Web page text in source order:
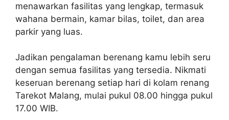
menawarkan fasilitas yang lengkap, termasuk
wahana bermain, kamar bilas, toilet, dan area
parkir yang luas.
Jadikan pengalaman berenang kamu lebih seru
dengan semua fasilitas yang tersedia. Nikmati
keseruan berenang setiap hari di kolam renang
Tarekot Malang, mulai pukul 08.00 hingga pukul
17.00 WIB.